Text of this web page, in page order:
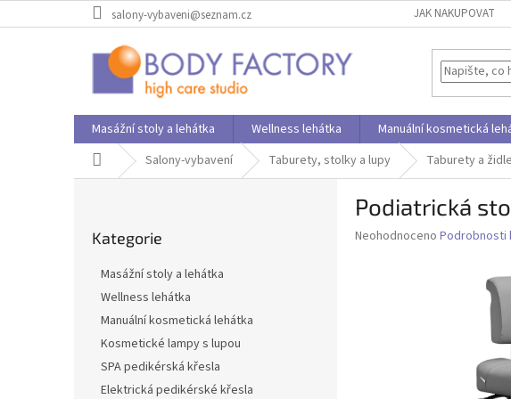
na
salony-vybaveni@seznam.cz JAK NAKUPOVAT
Masážní stoly a lehátka Wellness lehátka Manuální kosmetická
Domů Salony-vybavení Taburety, stolky a lupy Taburety a židle
kategorie
Kategorie
Masážní stoly a lehátka
Wellness lehátka
Manuální kosmetická lehátka
Kosmetické lampy s lupou
SPA pedikérská křesla
Elektrická pedikérské křesla
Podiatrická
Průměrné
Neohodnoceno Podrobnosti